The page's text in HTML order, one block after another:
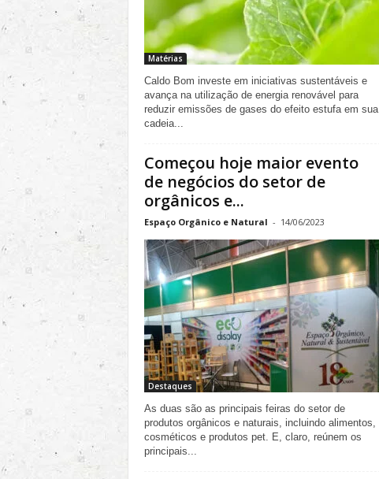
Matérias
Caldo Bom investe em iniciativas sustentáveis e
avança na utilização de energia renovável para
reduzir emissões de gases do efeito estufa em sua
cadeia...
Começou hoje maior evento
de negócios do setor de
orgânicos e...
Espaço Orgânico e Natural - 14/06/2023
Destaques
As duas são as principais feiras do setor de
produtos orgânicos e naturais, incluindo alimentos,
cosméticos e produtos pet. E, claro, reúnem os
principais...